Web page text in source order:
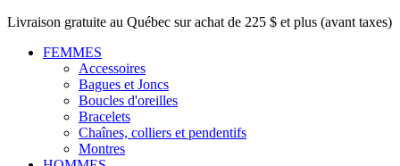
Livraison gratuite au Québec sur achat de 225 $ et plus (avant taxes)
FEMMES
Accessoires
Bagues et Joncs
Boucles d'oreilles
Bracelets
Chaînes, colliers et pendentifs
Montres